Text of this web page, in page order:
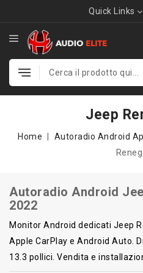
Quick Links
Jeep
Home Autoradio Android
Autoradio Android
2022
Monitor Android dedicati Jeep
Apple CarPlay e Android Auto.
13.3 pollici. Vendita e